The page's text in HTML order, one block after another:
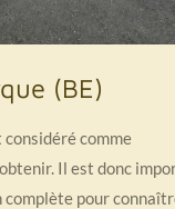
(BE)
comme
Il est donc
pour